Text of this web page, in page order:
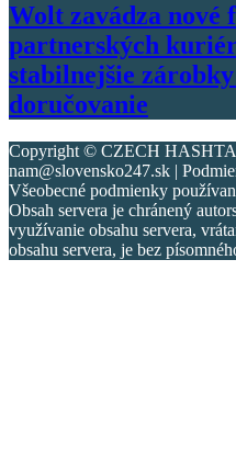
Wolt zavádza nové
partnerských
stabilnejšie
doručovanie
Copyright © CZECH
nam@slovensko247.sk |
Všeobecné podmienky
Obsah servera je chránený
využívanie obsahu servera,
obsahu servera, je bez